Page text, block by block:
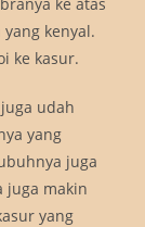
kenyal.
ke kasur.
udah
yang
juga
juga makin
yang